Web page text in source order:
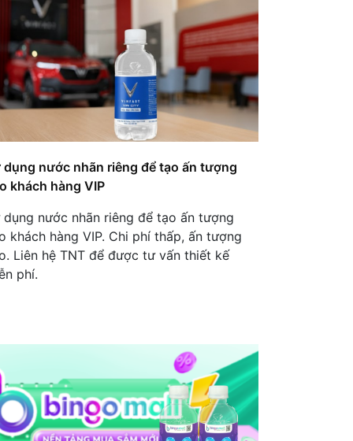
Checklist "Chuẩn bị gì trước
khi đặt nước nhãn riêng cho
nhà hàng vừa và nhỏ"
Casagranda Việt Nam – Sử
Dụng Nước Logo Riêng Là
Quả
cách tối ưu để nổi bật
thương hiệu
ASIADES Ra Mắt Nước
Uống Nhãn Riêng Cho Sử
Dụng Nội Bộ
Logo Zeus Chain Xuất Hiện
Trên Nước Uống Tại Sự Kiện
dụng nước nhãn riêng để tạo ấn tượng
khách hàng VIP
dụng nước nhãn riêng để tạo ấn tượng
khách hàng VIP. Chi phí thấp, ấn tượng
Liên hệ TNT để được tư vấn thiết kế
phí.